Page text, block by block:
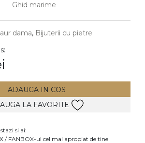
Vezi toate
Ghid marime
dama, Bijuterii cu pietre
ADAUGA IN COS
LA FAVORITE
si ai:
/ FANBOX-ul cel mai apropiat de tine